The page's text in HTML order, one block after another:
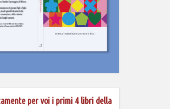
per voi i primi 4 libri della